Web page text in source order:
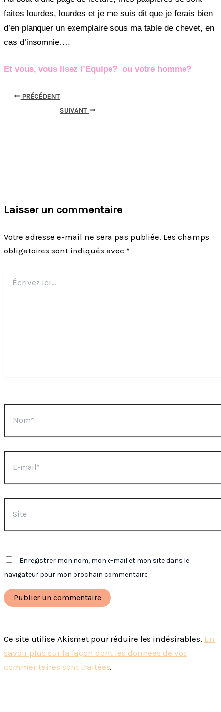
faites lourdes, lourdes et je me suis dit que je ferais bien
d’en planquer un exemplaire sous ma table de chevet, en
cas d’insomnie….
Et vous, vous lisez l’Equipe? ou votre homme?
PRÉCÉDENT
SUIVANT
Laisser un commentaire
Votre adresse e-mail ne sera pas publiée. Les champs
obligatoires sont indiqués avec *
ici…
mail*
Enregistrer mon nom, mon e-mail et mon site dans le
navigateur pour mon prochain commentaire.
Ce site utilise Akismet pour réduire les indésirables. En
savoir plus sur la façon dont les données de vos
commentaires sont traitées.